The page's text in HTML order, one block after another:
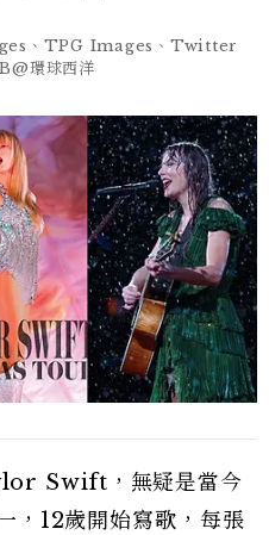
、TPG Images、Twitter
環球西洋
Swift，無疑是當今
，12歲開始寫歌，每張